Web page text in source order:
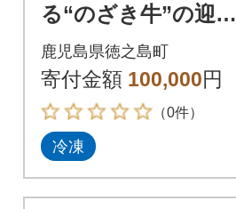
る“のざき牛”の迎春
玉手箱(おせち)(三段)
鹿児島県徳之島町
寄付金額 100,000円
（0件）
冷凍